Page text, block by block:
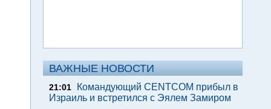
ВАЖНЫЕ НОВОСТИ
21:01
Командующий CENTCOM прибыл в
Израиль и встретился с Эялем Замиром